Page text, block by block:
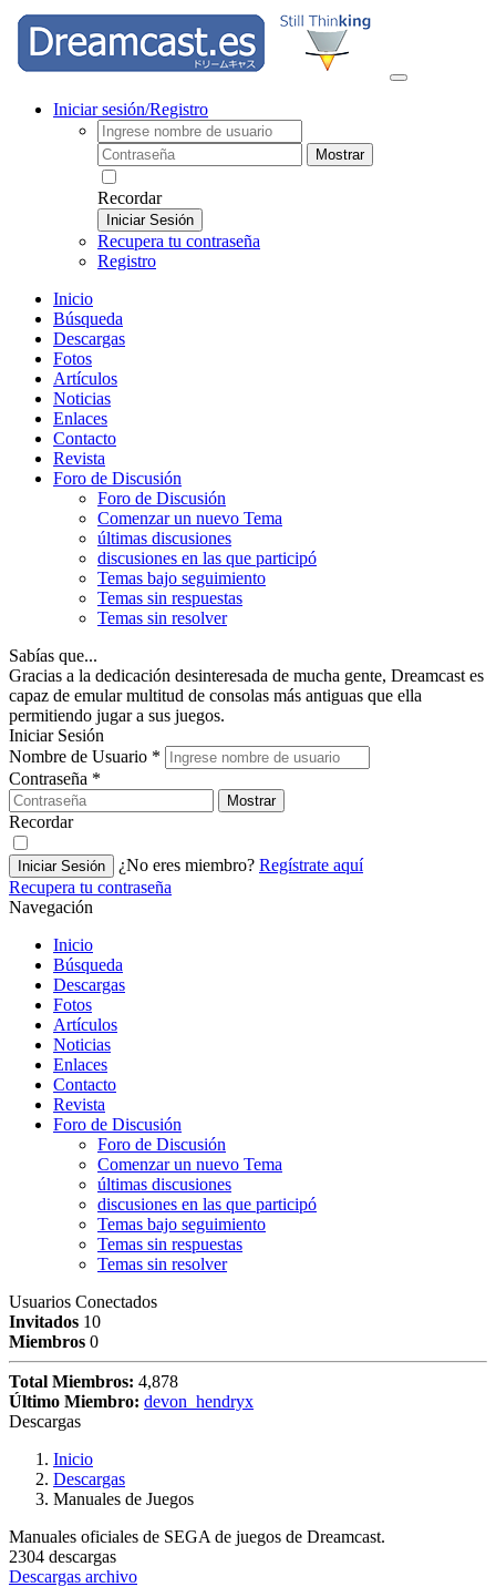
Iniciar sesión/Registro
Mostrar
Recordar
Iniciar Sesión
Recupera tu contraseña
Registro
Inicio
Búsqueda
Descargas
Fotos
Artículos
Noticias
Enlaces
Contacto
Revista
Foro de Discusión
Foro de Discusión
Comenzar un nuevo Tema
últimas discusiones
discusiones en las que participó
Temas bajo seguimiento
Temas sin respuestas
Temas sin resolver
Sabías que...
Gracias a la dedicación desinteresada de mucha gente, Dreamcast es
capaz de emular multitud de consolas más antiguas que ella
permitiendo jugar a sus juegos.
Iniciar Sesión
Nombre de Usuario *
Contraseña *
Mostrar
Recordar
Iniciar Sesión ¿No eres miembro? Regístrate aquí
Recupera tu contraseña
Navegación
Inicio
Búsqueda
Descargas
Fotos
Artículos
Noticias
Enlaces
Contacto
Revista
Foro de Discusión
Foro de Discusión
Comenzar un nuevo Tema
últimas discusiones
discusiones en las que participó
Temas bajo seguimiento
Temas sin respuestas
Temas sin resolver
Usuarios Conectados
Invitados 10
Miembros 0
Total Miembros: 4,878
Último Miembro: devon_hendryx
Descargas
Inicio
Descargas
Manuales de Juegos
Manuales oficiales de SEGA de juegos de Dreamcast.
2304 descargas
Descargas archivo